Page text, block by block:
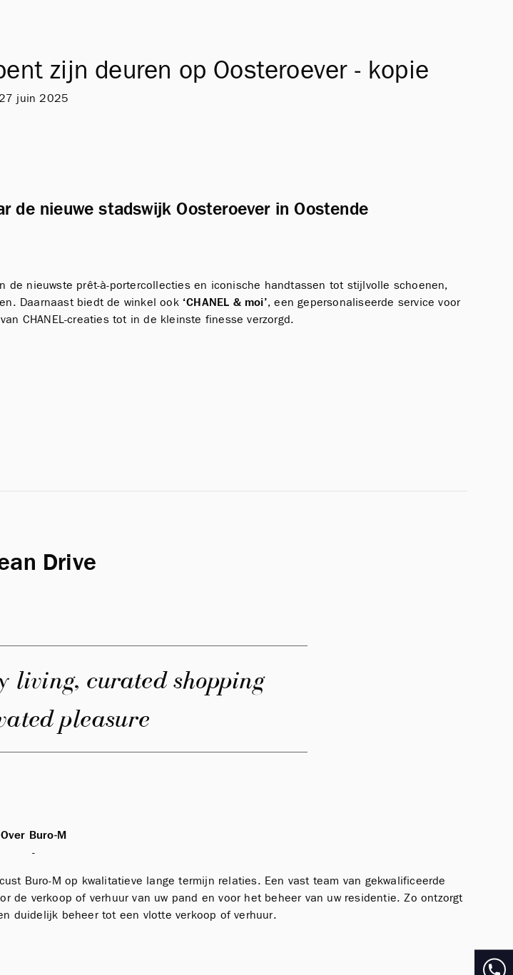
zijn deuren op Oosteroever - kopie
juin 2025
de nieuwe stadswijk Oosteroever in Oostende
nieuwste prêt-à-portercollecties en iconische handtassen tot stijlvolle schoenen,
Daarnaast biedt de winkel ook ‘CHANEL & moi’, een gepersonaliseerde service voor
CHANEL-creaties tot in de kleinste finesse verzorgd.
Drive
living, curated shopping
pleasure
Over Buro-M
-
Buro-M op kwalitatieve lange termijn relaties. Een vast team van gekwalificeerde
de verkoop of verhuur van uw pand en voor het beheer van uw residentie. Zo ontzorgt
duidelijk beheer tot een vlotte verkoop of verhuur.